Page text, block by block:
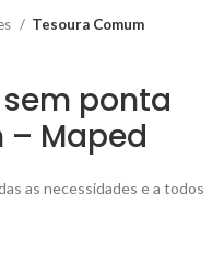
Tesoura Comum
ponta
– Maped
as necessidades e a todos